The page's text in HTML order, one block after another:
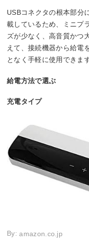
USBコネクタの根本部分
載しているため、ミニプ
ズが少なく、高音質かつ
えて、接続機器から給電
となく手軽に使用できます
給電方法で選ぶ
充電タイプ
By:amazon.co.jp